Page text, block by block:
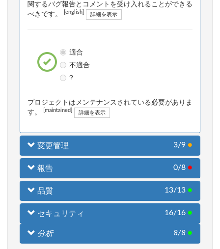
関するバグ報告とコメントを受け入れることができる
べきです。
[english] 詳細を表示
適合
不適合
?
プロジェクトはメンテナンスされている必要がありま
す。
[maintained] 詳細を表示
変更管理 3/9 ●
報告 0/8 ●
品質 13/13 ●
セキュリティ 16/16 ●
分析 8/8 ●